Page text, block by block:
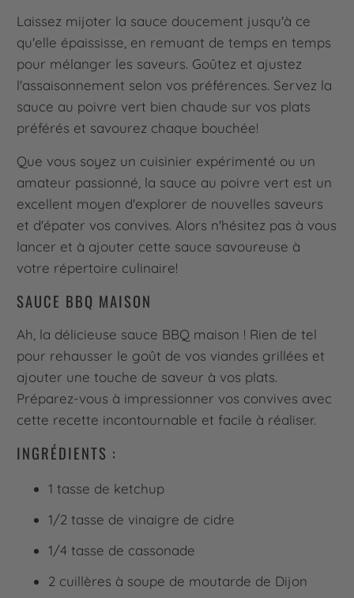
Laissez mijoter la sauce doucement jusqu'à ce
qu'elle épaississe, en remuant de temps en temps
pour mélanger les saveurs. Goûtez et ajustez
l'assaisonnement selon vos préférences. Servez la
sauce au poivre vert bien chaude sur vos plats
préférés et savourez chaque bouchée!
Que vous soyez un cuisinier expérimenté ou un
amateur passionné, la sauce au poivre vert est un
excellent moyen d'explorer de nouvelles saveurs
et d'épater vos convives. Alors n'hésitez pas à vous
lancer et à ajouter cette sauce savoureuse à
votre répertoire culinaire!
SAUCE BBQ MAISON
Ah, la délicieuse sauce BBQ maison ! Rien de tel
pour rehausser le goût de vos viandes grillées et
ajouter une touche de saveur à vos plats.
Préparez-vous à impressionner vos convives avec
cette recette incontournable et facile à réaliser.
INGRÉDIENTS :
1 tasse de ketchup
1/2 tasse de vinaigre de cidre
1/4 tasse de cassonade
2 cuillères à soupe de moutarde de Dijon